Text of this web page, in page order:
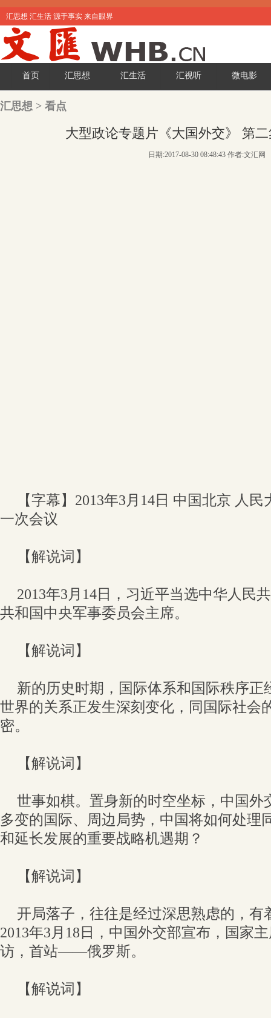
汇思想 汇生活 源于事实 来自眼界
首页 汇思想 汇生活 汇视听 微电影
汇思想 > 看点
大型政论专题片《大国外交》 第
日期:2017-08-30 08:48:43 作者:文汇网
【字幕】2013年3月14日 中国北京 人
一次会议
【解说词】
2013年3月14日，习近平当选中华人民
共和国中央军事委员会主席。
【解说词】
新的历史时期，国际体系和国际秩序正
世界的关系正发生深刻变化，同国际社会
密。
【解说词】
世事如棋。置身新的时空坐标，中国外
多变的国际、周边局势，中国将如何处理
和延长发展的重要战略机遇期？
【解说词】
开局落子，往往是经过深思熟虑的，有
2013年3月18日，中国外交部宣布，国家
访，首站——俄罗斯。
【解说词】